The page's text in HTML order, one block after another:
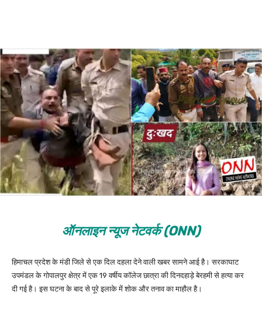
ऑनलाइन न्यूज नेटवर्क (ONN)
हिमाचल प्रदेश के मंडी जिले से एक दिल दहला देने वाली खबर सामने आई है। सरकाघाट
उपमंडल के गोपालपुर क्षेत्र में एक 19 वर्षीय कॉलेज छात्रा की दिनदहाड़े बेरहमी से हत्या कर
दी गई है। इस घटना के बाद से पूरे इलाके में शोक और तनाव का माहौल है।